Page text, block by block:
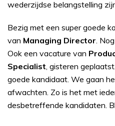
wederzijdse belangstelling
Bezig met een super goede
van Managing Director.
Ook een vacature van
Specialist, gisteren
goede kandidaat. We gaan
afwachten. Zo is het met
desbetreffende kandidaten.